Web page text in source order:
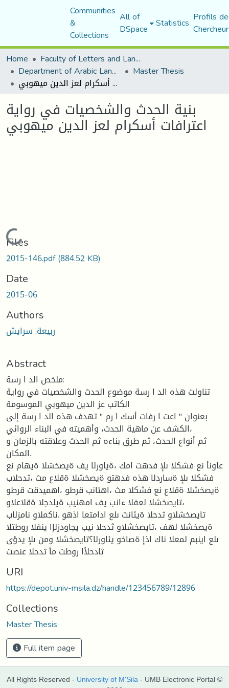
Communities
&
Collections
All of
DSpace Statistics Profils
Home
Faculty of Letters and Languages
Department of Arabic Language and Literature Master Thesis
بنية الحدث والشخصيات في رواية اعترافات أسكرام لعز الدين ميهوبي
بنية الحدث والشخصيات في رواية
اعترافات أسكرام لعز الدين ميهوبي
Loading...
Files
2015-146.pdf(884.52 KB)
Date
2015-06
Authors
ربيعة, سرايش
Abstract
ملخص الد ا رسة:
تناولت هذه الد ا رسة موضوع الحدث والشخصیات في روایة
الكاتب عز الدین میهوبي الموسومة
بعنوان " اعت ا رفات أسك ا رم " تهدف هذه الد ا رسة إلى
الكشف عن ماهیة الحدث، وأهمیته في البناء الروائي،
ثم أنواع الحدث، ثم طرق بناءه ثم الحدث وعلاقته بالزمان و
المكان.
عاونأ نع فشكلا ىلإ فدهت امك ،ةیاورلا يف ةیصخشلا ةیهام نع
فشكلا ىلإ ةساردلا هذه فدهتو ةیصخشلا ةقلاع مث ،ثدحلاب
ةیصخشلا ةقلاع نع فشكلا مث ،اهئانب قرطو ،اهمیدقت قرطو
،تایصخشلا لعفلا ءانب يف امهنیب ةیلدجلا ةقلاعلاو
تایصخشلاو ثدحلا ةیئانث ىلع ادامتعا اذهو .ناكملاو نامزلاب
ةیصخشلا لهف ،تایصخشلاو ثدحلا نیب يجاودزلإا ينفلا روطتلا
ىلع اینبم لمعلا ناك اذإ ةصاخو يئاورلا؟تایصخشلا ومن ىلإ يدؤی
ثادحلأا روطت مأ ثدحلا عنصت
URI
https://depot.univ-msila.dz/handle/123456789/12896
Collections
Master Thesis
Full item page
All Rights Reserved - University of M'Sila - UMB Electronic Portal ©